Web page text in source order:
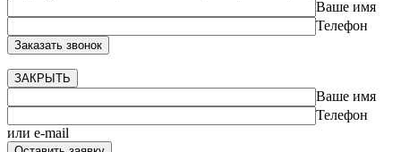
Ваше имя
Телефон
ЗАКРЫТЬ
Ваше имя
Телефон
или e-mail